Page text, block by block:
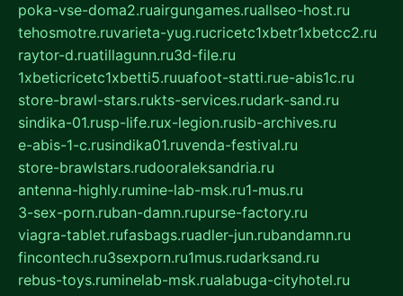
poka-vse-doma2.ruairgungames.ruallseo-host.ru
tehosmotre.ruvarieta-yug.rucricetc1xbetr1xbetcc2.ru
raytor-d.ruatillagunn.ru3d-file.ru
1xbeticricetc1xbetti5.ruuafoot-statti.rue-abis1c.ru
store-brawl-stars.rukts-services.rudark-sand.ru
sindika-01.rusp-life.rux-legion.rusib-archives.ru
e-abis-1-c.rusindika01.ruvenda-festival.ru
store-brawlstars.rudooraleksandria.ru
antenna-highly.rumine-lab-msk.ru1-mus.ru
3-sex-porn.ruban-damn.rupurse-factory.ru
viagra-tablet.rufasbags.ruadler-jun.rubandamn.ru
fincontech.ru3sexporn.ru1mus.rudarksand.ru
rebus-toys.ruminelab-msk.rualabuga-cityhotel.ru